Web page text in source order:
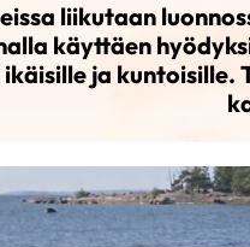
liikutaan
käyttäen
ja